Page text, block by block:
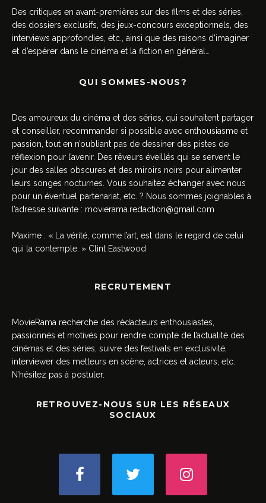
Des critiques en avant-premières sur des films et des séries,
des dossiers exclusifs, des jeux-concours exceptionnels, des
interviews approfondies, etc., ainsi que des raisons d’imaginer
et d’espérer dans le cinéma et la fiction en général…
QUI SOMMES-NOUS?
Des amoureux du cinéma et des séries, qui souhaitent partager
et conseiller, recommander si possible avec enthousiasme et
passion, tout en n’oubliant pas de dessiner des pistes de
réflexion pour l’avenir. Des rêveurs éveillés qui se servent le
jour des salles obscures et des miroirs noirs pour alimenter
leurs songes nocturnes. Vous souhaitez échanger avec nous
pour un éventuel partenariat, etc. ? Nous sommes joignables à
l’adresse suivante : movierama.redaction@gmail.com
Maxime : « La vérité, comme l’art, est dans le regard de celui
qui la contemple. » Clint Eastwood
RECRUTEMENT
MovieRama recherche des rédacteurs enthousiastes,
passionnés et motivés pour rendre compte de l’actualité des
cinémas et des séries, suivre des festivals en exclusivité,
interviewer des metteurs en scène, actrices et acteurs, etc.
N’hésitez pas à postuler.
RETROUVEZ-NOUS SUR LES RÉSEAUX
SOCIAUX